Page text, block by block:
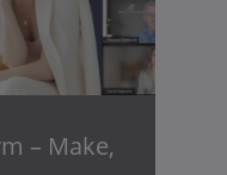
– Make,